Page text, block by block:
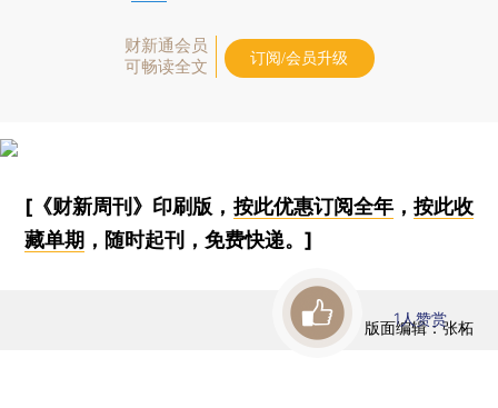
财新通会员
可畅读全文
订阅/会员升级
[《财新周刊》印刷版， 按此优惠订阅全年， 按此收
藏单期 ，随时起刊，免费快递。]
版面编辑：张柘
1人赞赏